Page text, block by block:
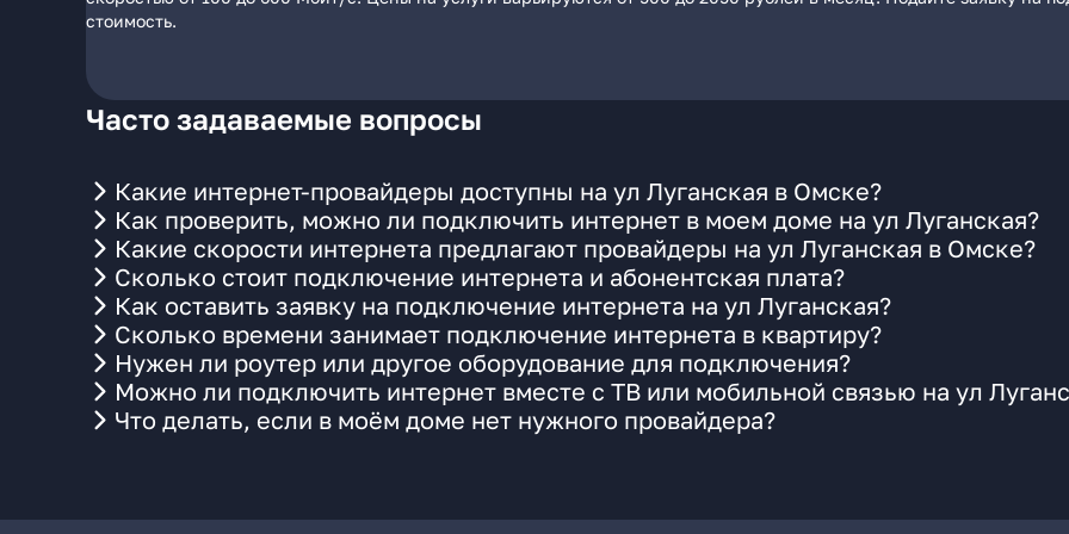
стоимость.
Часто задаваемые вопросы
Какие интернет-провайдеры доступны на ул Луганская в Омске?
Как проверить, можно ли подключить интернет в моем доме на ул Луганская?
Какие скорости интернета предлагают провайдеры на ул Луганская в Омске?
Сколько стоит подключение интернета и абонентская плата?
Как оставить заявку на подключение интернета на ул Луганская?
Сколько времени занимает подключение интернета в квартиру?
Нужен ли роутер или другое оборудование для подключения?
Можно ли подключить интернет вместе с ТВ или мобильной связью на ул
Что делать, если в моём доме нет нужного провайдера?